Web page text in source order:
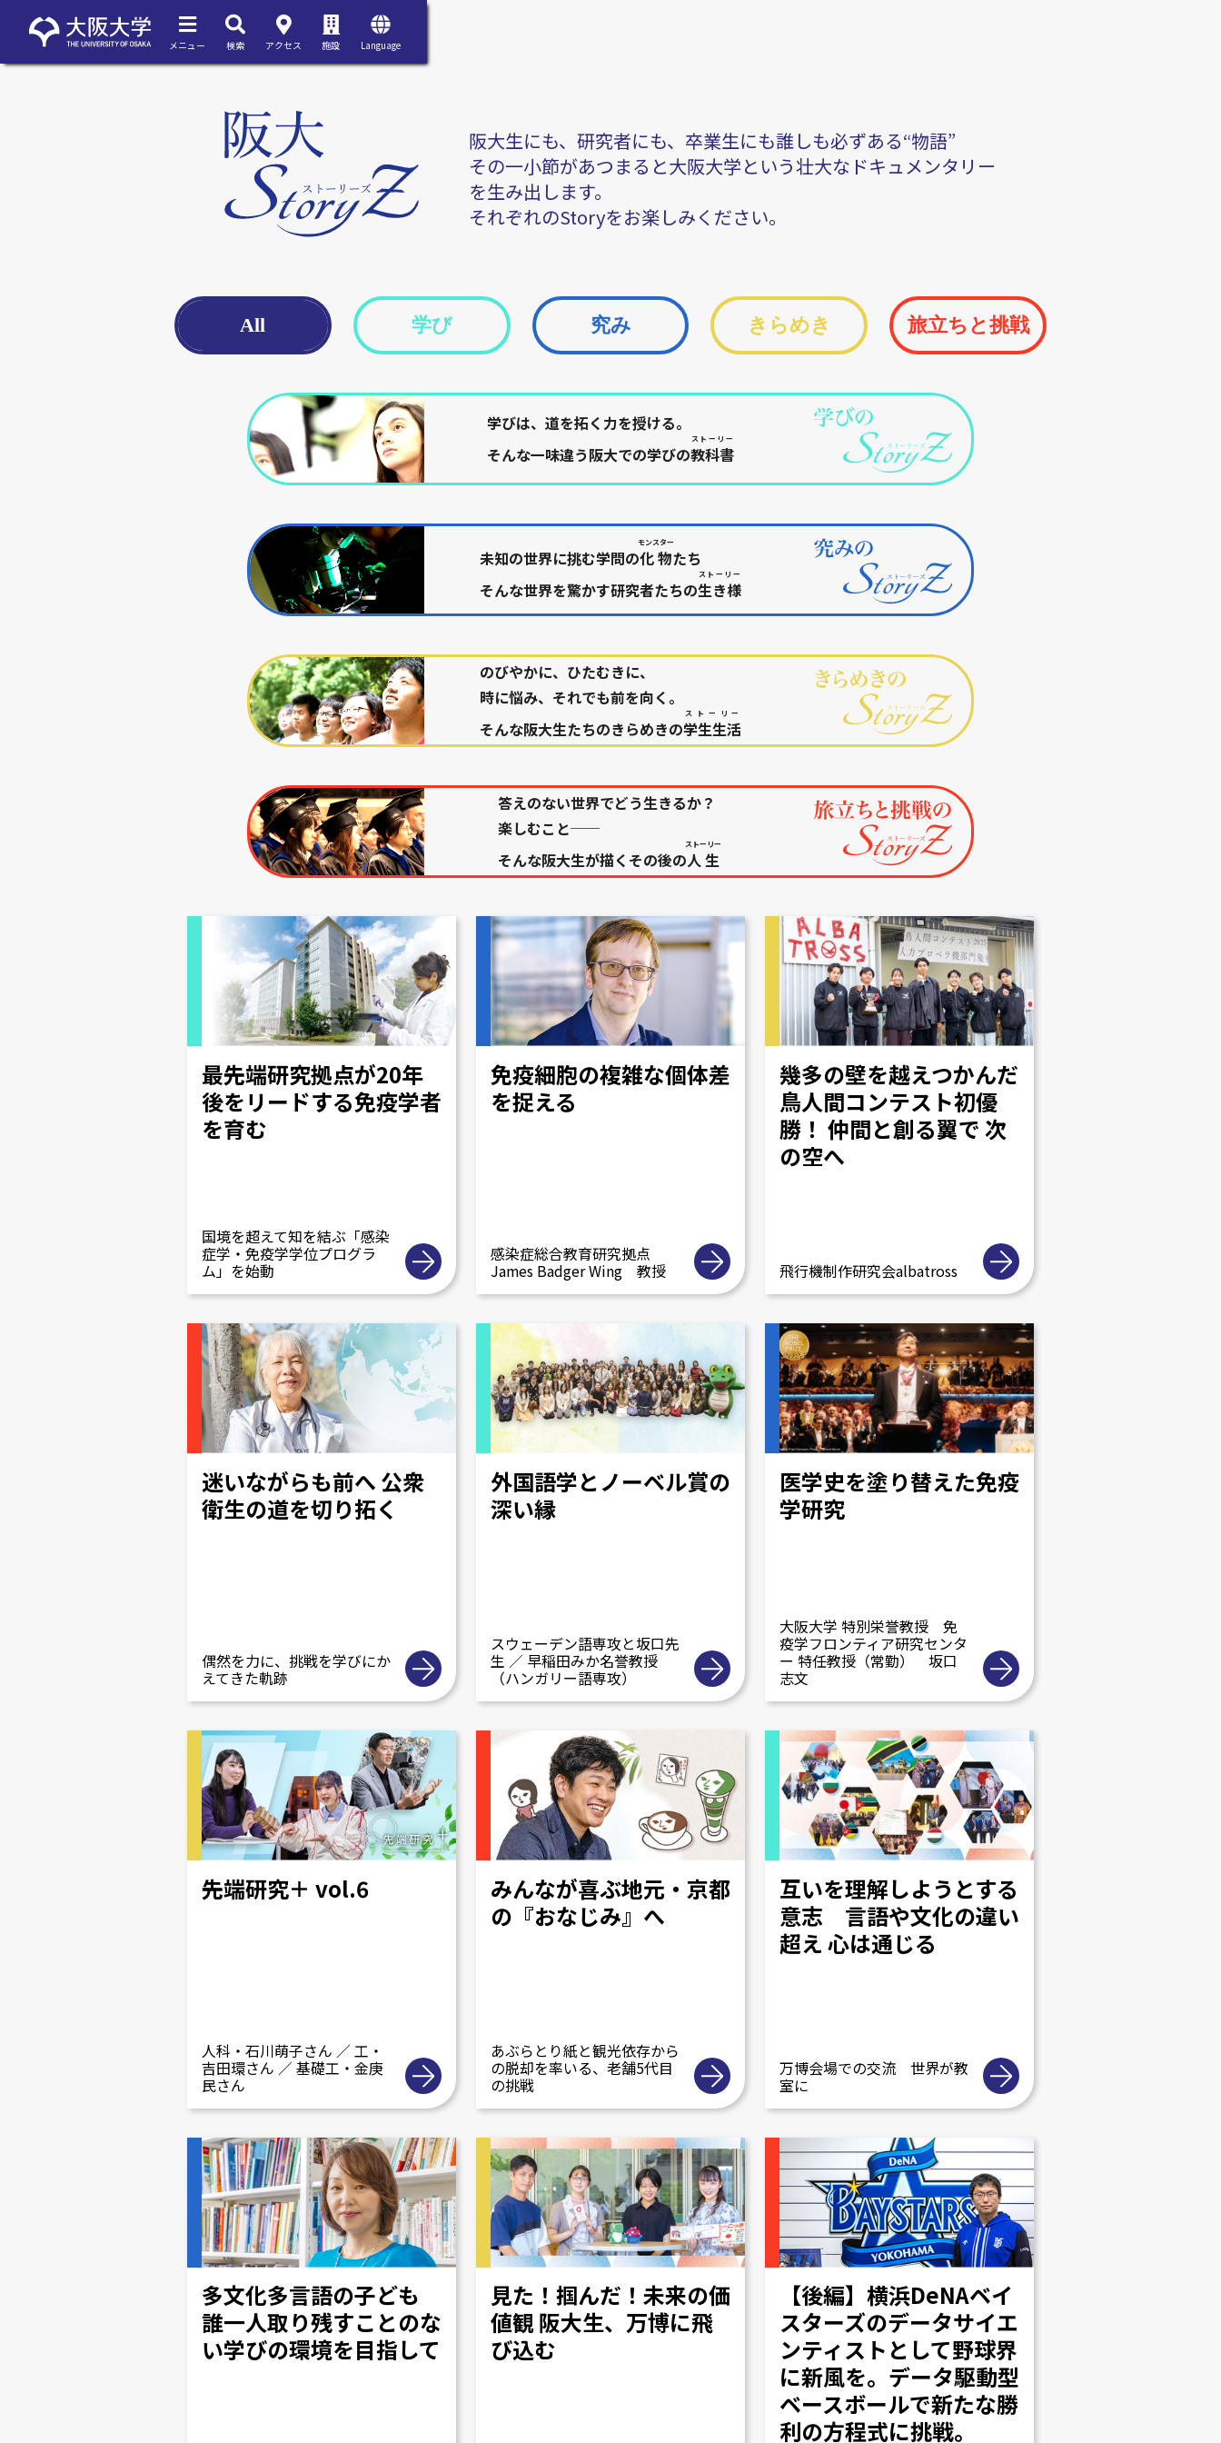
メニュー 検索 アクセス 施設 Language
阪大生にも、研究者にも、卒業生にも誰しも必ずある“物語”
その一小節があつまると大阪大学という壮大なドキュメンタリー
を生み出します。
それぞれのStoryをお楽しみください。
All 学び 究み きらめき 旅立ちと挑戦
学びは、道を拓く力を授ける。
そんな一味違う阪大での学びの教科書
ストーリー
未知の世界に挑む学問の化物
モンスター
たち
そんな世界を驚かす研究者たちの生き様
ストーリー
のびやかに、ひたむきに、
時に悩み、それでも前を向く。
そんな阪大生たちのきらめきの学生生活
ストーリー
答えのない世界でどう生きるか？
楽しむこと──
そんな阪大生が描くその後の人生
ストーリー
最先端研究拠点が20年
後をリードする免疫学者
を育む
国境を超えて知を結ぶ「感染
症学・免疫学学位プログラ
ム」を始動
免疫細胞の複雑な個体差
を捉える
感染症総合教育研究拠点
James Badger Wing 教授
幾多の壁を越えつかんだ
鳥人間コンテスト初優
勝！ 仲間と創る翼で 次
の空へ
飛行機制作研究会albatross
迷いながらも前へ 公衆
衛生の道を切り拓く
偶然を力に、挑戦を学びにか
えてきた軌跡
外国語学とノーベル賞の
深い縁
スウェーデン語専攻と坂口先
生 ／ 早稲田みか名誉教授
（ハンガリー語専攻）
医学史を塗り替えた免疫
学研究
大阪大学 特別栄誉教授 免
疫学フロンティア研究センタ
ー 特任教授（常勤） 坂口
志文
先端研究＋ vol.6
人科・石川萌子さん ／ 工・
吉田環さん ／ 基礎工・金庚
民さん
みんなが喜ぶ地元・京都
の『おなじみ』へ
あぶらとり紙と観光依存から
の脱却を率いる、老舗5代目
の挑戦
互いを理解しようとする
意志 言語や文化の違い
超え 心は通じる
万博会場での交流 世界が教
室に
多文化多言語の子ども
誰一人取り残すことのな
い学びの環境を目指して
見た！掴んだ！未来の価
値観 阪大生、万博に飛
び込む
【後編】横浜DeNAベイ
スターズのデータサイエ
ンティストとして野球界
に新風を。データ駆動型
ベースボールで新たな勝
利の方程式に挑戦。